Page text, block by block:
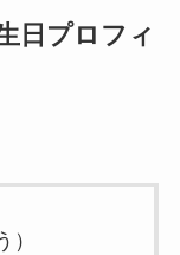
日プロフィ